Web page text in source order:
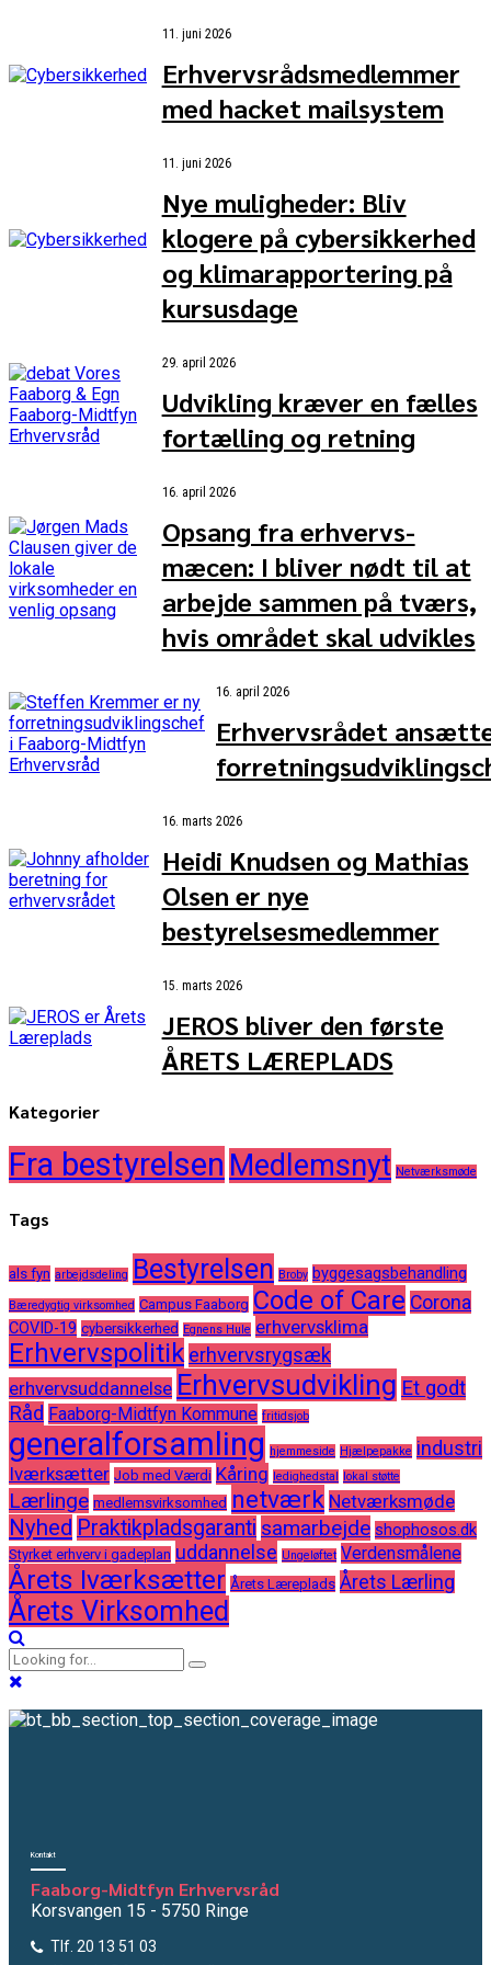
11. juni 2026
Erhvervsrådsmedlemmer
med hacket mailsystem
11. juni 2026
Nye muligheder: Bliv
klogere på cybersikkerhed
og klimarapportering på
kursusdage
29. april 2026
Udvikling kræver en fælles
fortælling og retning
16. april 2026
Opsang fra erhvervs-
mæcen: I bliver nødt til at
arbejde sammen på tværs,
hvis området skal udvikles
16. april 2026
Erhvervsrådet
16. marts 2026
Heidi Knudsen og Mathias
Olsen er nye
bestyrelsesmedlemmer
15. marts 2026
JEROS bliver den første
ÅRETS LÆREPLADS
Kategorier
Fra bestyrelsen Medlemsnyt Netværksmøde
Tags
als fyn arbejdsdeling Bestyrelsen Broby byggesagsbehandling
Bæredygtig virksomhed Campus Faaborg Code of Care Corona
COVID-19 cybersikkerhed Egnens Hule erhvervsklima
Erhvervspolitik erhvervsrygsæk
erhvervsuddannelse Erhvervsudvikling Et godt
Råd Faaborg-Midtfyn Kommune fritidsjob
generalforsamling hjemmeside Hjælpepakke industri
Iværksætter Job med Værdi Kåring ledighedstal lokal støtte
Lærlinge medlemsvirksomhed netværk Netværksmøde
Nyhed Praktikpladsgaranti samarbejde shophosos.dk
Styrket erhverv i gadeplan uddannelse Ungeløftet Verdensmålene
Årets Iværksætter Årets Læreplads Årets Lærling
Årets Virksomhed
Kontakt
Faaborg-Midtfyn Erhvervsråd
Korsvangen 15 - 5750 Ringe
Tlf. 20 13 51 03